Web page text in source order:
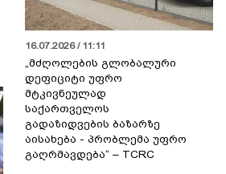
16.07.2026 / 11:11
„მძღოლების გლობალური
დეფიციტი უფრო
მტკივნეულად
საქართველოს
გადაზიდვების ბაზარზე
აისახება - პრობლემა უფრო
გაღრმავდება“ – TCRC